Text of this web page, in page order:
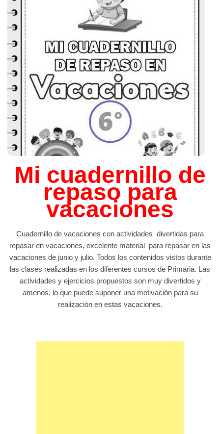
Mi cuadernillo de
repaso para
vacaciones
Cuadernillo de vacaciones con actividades divertidas para
repasar en vacaciones, excelente material para repasar en las
vacaciones de junio y julio. Todos los contenidos vistos durante
las clases realizadas en los diferentes cursos de Primaria. Las
actividades y ejercicios propuestos son muy divertidos y
amenos, lo que puede suponer una motivación para su
realización en estas vacaciones.